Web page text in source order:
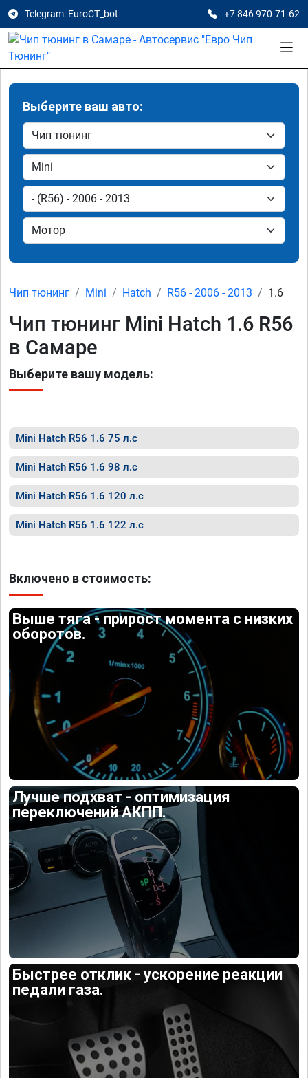
Telegram: EuroCT_bot +7 846 970-71-62
Выберите ваш авто:
Чип тюнинг Mini Hatch R56 - 2006 - 2013 1.6
Чип тюнинг Mini Hatch 1.6 R56
в Самаре
Выберите вашу модель:
Mini Hatch R56 1.6 75 л.с
Mini Hatch R56 1.6 98 л.с
Mini Hatch R56 1.6 120 л.с
Mini Hatch R56 1.6 122 л.с
Включено в стоимость:
Выше тяга - прирост момента с низких
оборотов.
Лучше подхват - оптимизация
переключений АКПП.
Быстрее отклик - ускорение реакции
педали газа.